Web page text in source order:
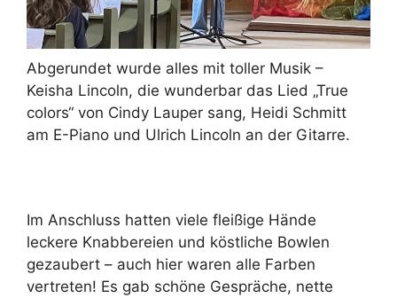
Abgerundet wurde alles mit toller Musik –
Keisha Lincoln, die wunderbar das Lied „True
colors“ von Cindy Lauper sang, Heidi Schmitt
am E-Piano und Ulrich Lincoln an der Gitarre.
Im Anschluss hatten viele fleißige Hände
leckere Knabbereien und köstliche Bowlen
gezaubert – auch hier waren alle Farben
vertreten! Es gab schöne Gespräche, nette